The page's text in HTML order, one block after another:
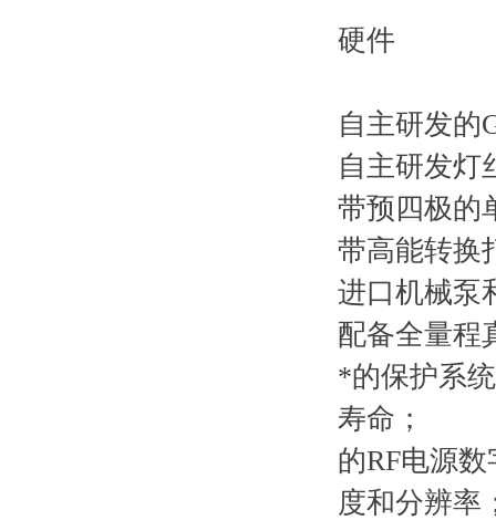
硬件
自主研发的
自主研发灯
带预四极的
带高能转换
进口机械泵
配备全量程
*的保护系
寿命；
的RF电源
度和分辨率